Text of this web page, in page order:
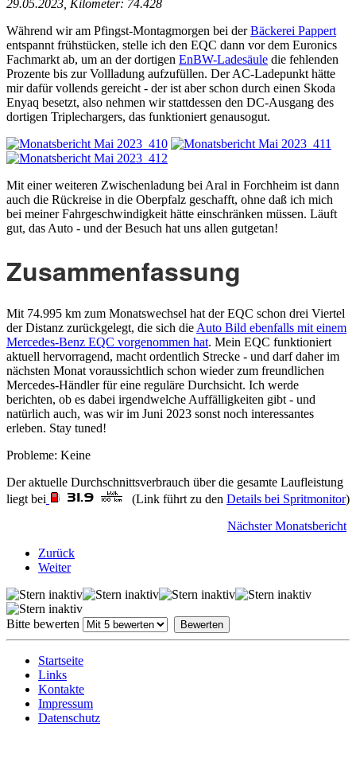
29.05.2023, Kilometer: 74.428
Während wir am Pfingst-Montagmorgen bei derBäckerei Pappert
entspannt frühstücken, stelle ich den EQC dann vor dem Euronics
Fachmarkt ab, um an der dortigen EnBW-Ladesäule die fehlenden
Prozente bis zur Vollladung aufzufüllen. Der AC-Ladepunkt hätte
mir dafür vollends gereicht - der ist aber schon durch einen Skoda
Enyaq besetzt, also nehmen wir stattdessen den DC-Ausgang des
dortigen Triplechargers, das funktioniert genausogut.
Mit einer weiteren Zwischenladung bei Aral in Forchheim ist dann
auch die Rückreise in die Oberpfalz geschafft, ohne daß ich mich
bei meiner Fahrgeschwindigkeit hätte einschränken müssen. Läuft
gut, das Auto - und der Besuch hat uns allen gutgetan!
Zusammenfassung
Mit 74.995 km zum Monatswechsel hat der EQC schon drei Viertel
der Distanz zurückgelegt, die sich die Auto Bild ebenfalls mit einem
Mercedes-Benz EQC vorgenommen hat. Mein EQC funktioniert
aktuell hervorragend, macht ordentlich Strecke - und darf daher im
nächsten Monat voraussichtlich schon wieder zum freundlichen
Mercedes-Händler für eine reguläre Durchsicht. Ich werde
berichten, ob es dabei irgendwelche Auffälligkeiten gibt - und
natürlich auch, was wir im Juni 2023 sonst noch interessantes
erleben. Stay tuned!
Probleme: Keine
Der aktuelle Durchschnittsverbrauch über die gesamte Laufleistung
liegt bei
(Link führt zu den Details bei Spritmonitor)
Nächster Monatsbericht
Zurück
Weiter
Bitte bewerten
Startseite
Links
Kontakte
Impressum
Datenschutz